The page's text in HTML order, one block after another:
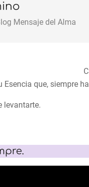
Mensaje del Alma
que, siempre
levantarte.